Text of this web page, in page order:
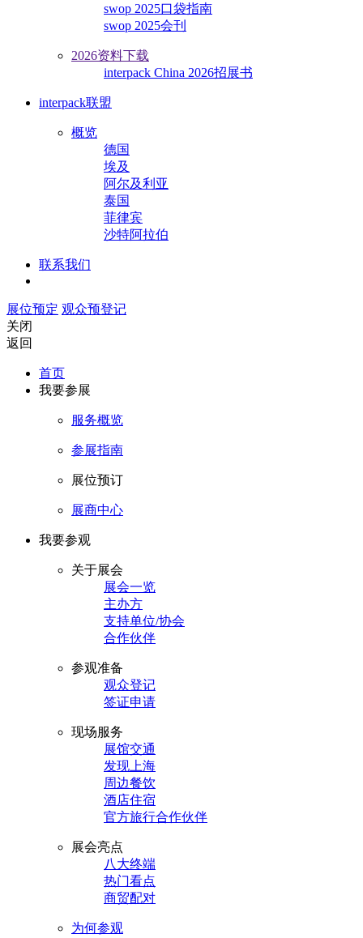
swop 2025口袋指南
swop 2025会刊
2026资料下载
interpack China 2026招展书
interpack联盟
概览
德国
埃及
阿尔及利亚
泰国
菲律宾
沙特阿拉伯
联系我们
展位预定 观众预登记
关闭
返回
首页
我要参展
服务概览
参展指南
展位预订
展商中心
我要参观
关于展会
展会一览
主办方
支持单位/协会
合作伙伴
参观准备
观众登记
签证申请
现场服务
展馆交通
发现上海
周边餐饮
酒店住宿
官方旅行合作伙伴
展会亮点
八大终端
热门看点
商贸配对
为何参观